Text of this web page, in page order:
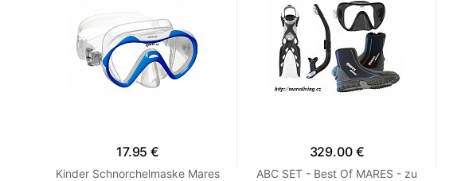
17.95 €
Kinder Schnorchelmaske Mares
329.00 €
ABC SET - Best Of MARES - zu